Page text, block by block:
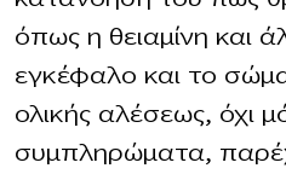
όπως η θειαμίνη και
εγκέφαλο και το
ολικής αλέσεως, όχι
συμπληρώματα,